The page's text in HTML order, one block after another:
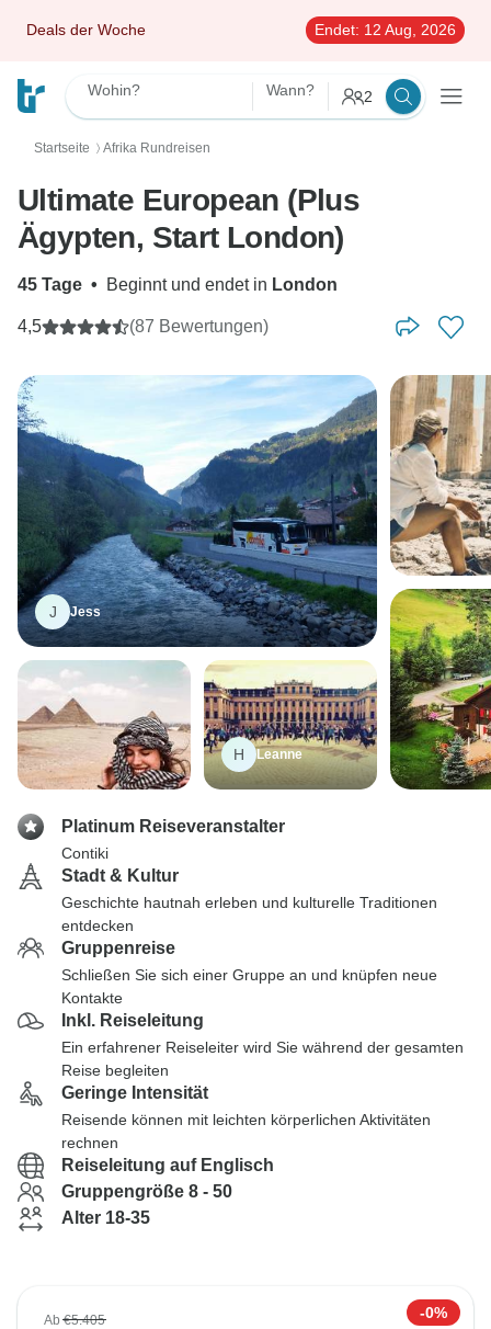
Deals der Woche Endet: 12 Aug, 2026
Wohin? Wann? 2
Startseite 〉 Afrika Rundreisen
Ultimate European (Plus
Ägypten, Start London)
45 Tage • Beginnt und endet in London
4,5 (87 Bewertungen)
J Jess
️H ️Leanne
Platinum Reiseveranstalter
Contiki
Stadt & Kultur
Geschichte hautnah erleben und kulturelle Traditionen
entdecken
Gruppenreise
Schließen Sie sich einer Gruppe an und knüpfen neue
Kontakte
Inkl. Reiseleitung
Ein erfahrener Reiseleiter wird Sie während der gesamten
Reise begleiten
Geringe Intensität
Reisende können mit leichten körperlichen Aktivitäten
rechnen
Reiseleitung auf Englisch
Gruppengröße 8 - 50
Alter 18-35
Ab€5.405 -0%